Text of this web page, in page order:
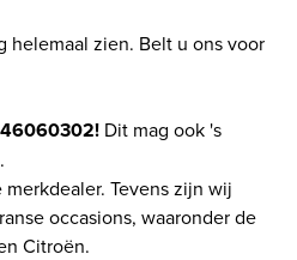
helemaal zien. Belt u ons voor
Dit mag ook 's
Tevens zijn wij
occasions, waaronder de
Citroën.